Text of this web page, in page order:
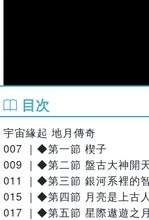
目次
宇宙緣起 地月傳奇
007 ｜◆第一節 楔子
009 ｜◆第二節 盤古大神開
011 ｜◆第三節 銀河系裡的
015 ｜◆第四節 月亮是上古
017 ｜◆第五節 星際遨遊之